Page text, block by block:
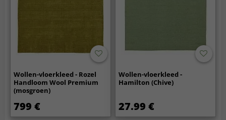
Wollen-vloerkleed - Rozel
Handloom Wool Premium
(mosgroen)
799 €
Wollen-vloerkleed -
Hamilton (Chive)
27.99 €